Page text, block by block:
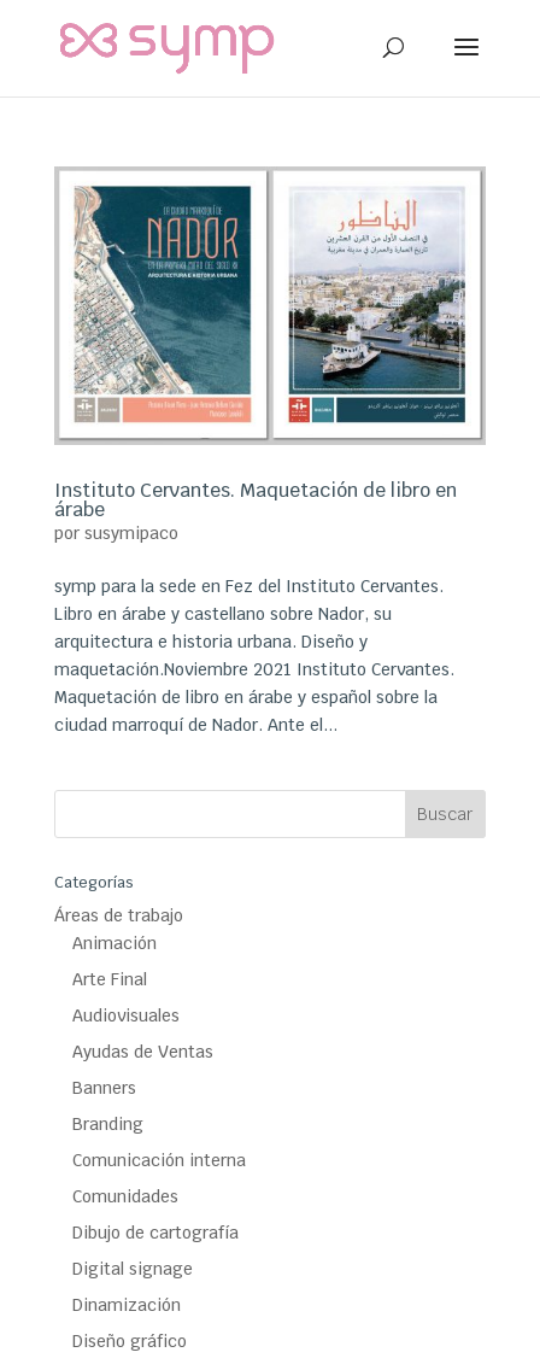
Instituto Cervantes. Maquetación de libro en
árabe
por susymipaco
symp para la sede en Fez del Instituto Cervantes.
Libro en árabe y castellano sobre Nador, su
arquitectura e historia urbana. Diseño y
maquetación.Noviembre 2021 Instituto Cervantes.
Maquetación de libro en árabe y español sobre la
ciudad marroquí de Nador. Ante el...
Categorías
Áreas de trabajo
Animación
Arte Final
Audiovisuales
Ayudas de Ventas
Banners
Branding
Comunicación interna
Comunidades
Dibujo de cartografía
Digital signage
Dinamización
Diseño gráfico